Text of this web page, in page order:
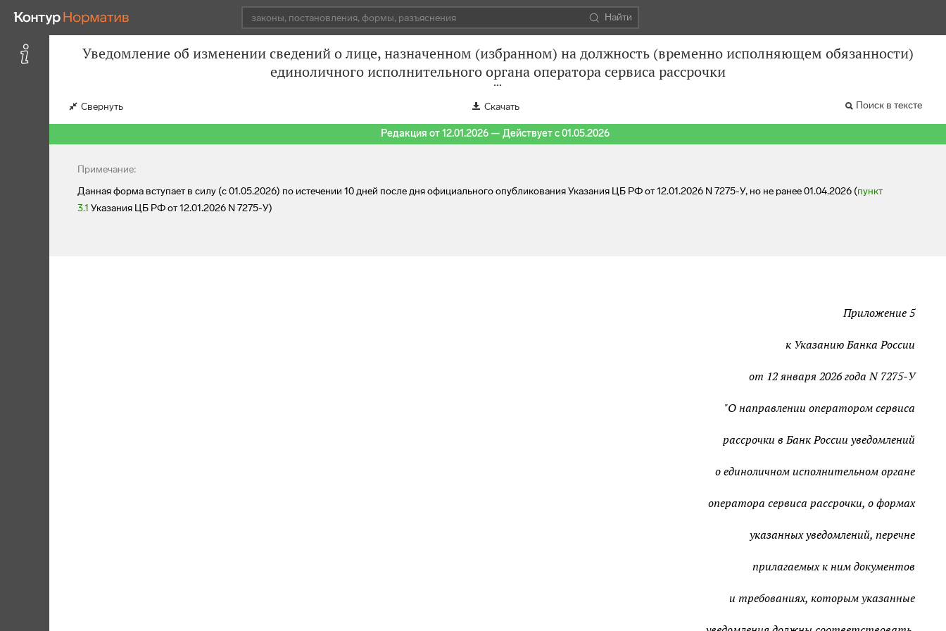
Найти
Уведомление об изменении сведений о лице, назначенном (избранном) на должность (временно исполняющем обязанности)
единоличного исполнительного органа оператора сервиса рассрочки
Свернуть Скачать Поиск в тексте
Редакция от 12.01.2026 — Действует с 01.05.2026
Примечание:
Данная форма вступает в силу (с 01.05.2026) по истечении 10 дней после дня официального опубликования Указания ЦБ РФ от 12.01.2026 N 7275-У, но не ранее 01.04.2026 (пункт
3.1 Указания ЦБ РФ от 12.01.2026 N 7275-У)
Приложение 5
к Указанию Банка России
от 12 января 2026 года N 7275-У
"О направлении оператором сервиса
рассрочки в Банк России уведомлений
о единоличном исполнительном органе
оператора сервиса рассрочки, о формах
указанных уведомлений, перечне
прилагаемых к ним документов
и требованиях, которым указанные